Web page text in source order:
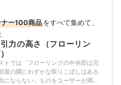
除機をはじめ白物家電全般を専門に
立やシャープ、パナソニックなどの
ら、ダイニチ工業・Sharkなどの専門
以上の家電製品を比較検証してきた。
からこそ、本当によい商品を誰もが
に、性能はもちろん省エネ性能やお手
でひとつひとつ丁寧に確認しながらコ
う。
Tamaru）のプロフィール
ー100商品をすべて集めて、
力の高さ（フローリン
トでは「フローリングの中央部は完
屋の隅にわずかな取りこぼしはある
にならない」ものをユーザーが満足